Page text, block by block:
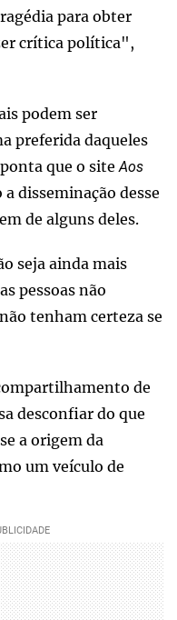
para obter
crítica política",
podem ser
preferida daqueles
que o site Aos
disseminação desse
de alguns deles.
seja ainda mais
pessoas não
tenham certeza se
de
desconfiar do que
a origem da
um veículo de